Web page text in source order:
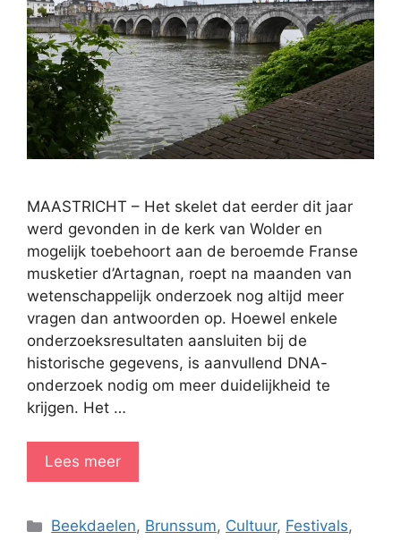
MAASTRICHT – Het skelet dat eerder dit jaar
werd gevonden in de kerk van Wolder en
mogelijk toebehoort aan de beroemde Franse
musketier d’Artagnan, roept na maanden van
wetenschappelijk onderzoek nog altijd meer
vragen dan antwoorden op. Hoewel enkele
onderzoeksresultaten aansluiten bij de
historische gegevens, is aanvullend DNA-
onderzoek nodig om meer duidelijkheid te
krijgen. Het …
Lees meer
Categorieën
Beekdaelen, Brunssum, Cultuur, Festivals,